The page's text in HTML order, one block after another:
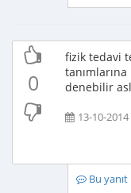
0
fizik tedavi
tanımlarına
denebilir
13-10-2014
Bu